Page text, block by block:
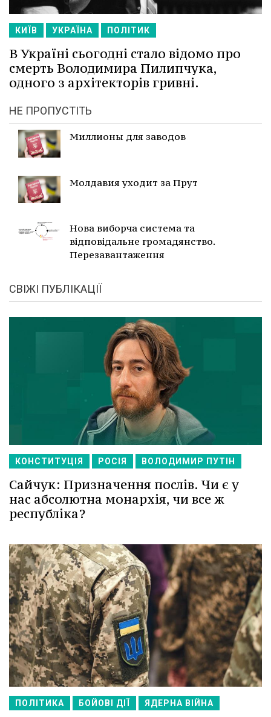
КИЇВ УКРАЇНА ПОЛІТИК
В Україні сьогодні стало відомо про
смерть Володимира Пилипчука,
одного з архітекторів гривні.
НЕ ПРОПУСТІТЬ
Миллионы для заводов
Молдавия уходит за Прут
Нова виборча система та
відповідальне громадянство.
Перезавантаження
СВІЖІ ПУБЛІКАЦІЇ
КОНСТИТУЦІЯ РОСІЯ ВОЛОДИМИР ПУТІН
Сайчук: Призначення послів. Чи є у
нас абсолютна монархія, чи все ж
республіка?
ПОЛІТИКА БОЙОВІ ДІЇ ЯДЕРНА ВІЙНА